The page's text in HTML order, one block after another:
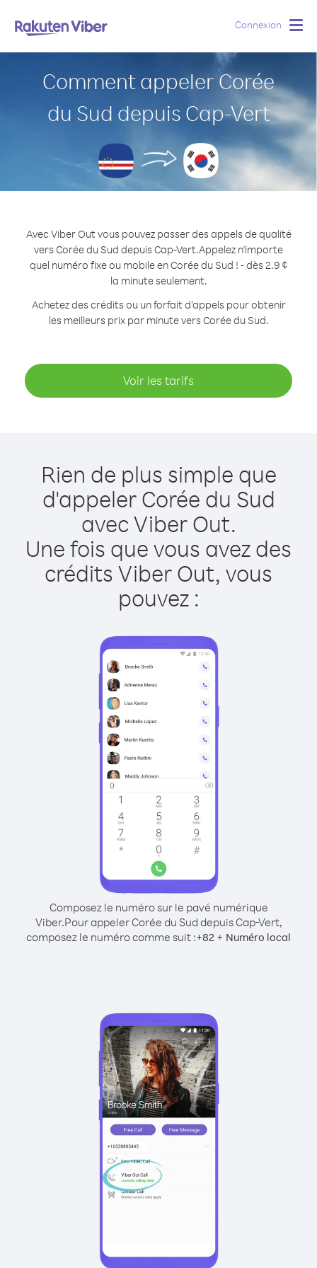
Connexion
Comment appeler Corée
du Sud depuis Cap-Vert
Avec Viber Out vous pouvez passer des appels de qualité
vers Corée du Sud depuis Cap-Vert.Appelez n'importe
quel numéro fixe ou mobile en Corée du Sud ! - dès 2.9 ¢
la minute seulement.
Achetez des crédits ou un forfait d’appels pour obtenir
les meilleurs prix par minute vers Corée du Sud.
Voir les tarifs
Rien de plus simple que
d'appeler Corée du Sud
avec Viber Out.
Une fois que vous avez des
crédits Viber Out, vous
pouvez :
Composez le numéro sur le pavé numérique
Viber.Pour appeler Corée du Sud depuis Cap-Vert,
composez le numéro comme suit :+82 + Numéro local